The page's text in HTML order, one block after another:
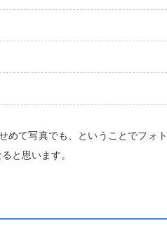
て写真でも、ということでフォ
と思います。